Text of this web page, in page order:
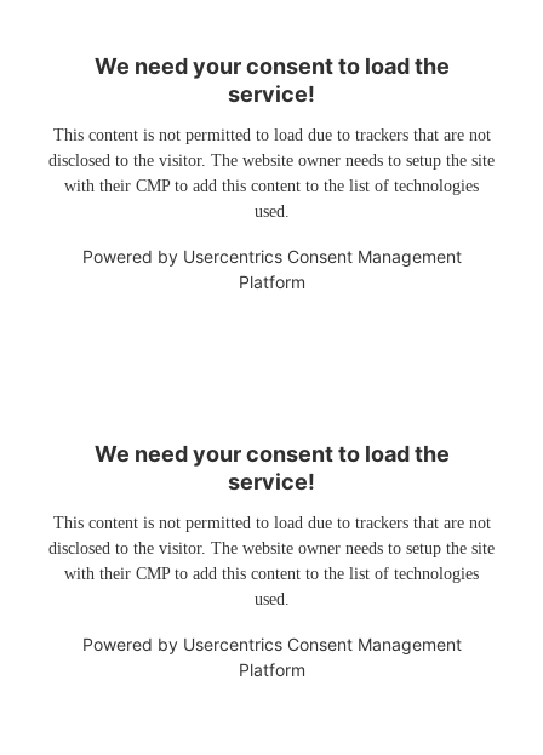
We need your consent to load the
service!
This content is not permitted to load due to trackers that are not
disclosed to the visitor. The website owner needs to setup the site
with their CMP to add this content to the list of technologies
used.
Powered by Usercentrics Consent Management
Platform
We need your consent to load the
service!
This content is not permitted to load due to trackers that are not
disclosed to the visitor. The website owner needs to setup the site
with their CMP to add this content to the list of technologies
used.
Powered by Usercentrics Consent Management
Platform